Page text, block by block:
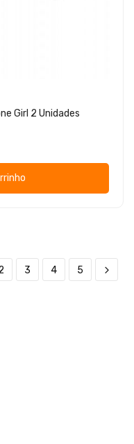
Girl 2 Unidades
3 4 5